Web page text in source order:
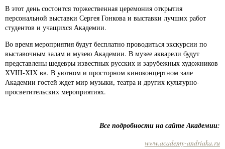
В этот день состоится торжественная церемония открытия
персональной выставки Сергея Гонкова и выставки лучших работ
студентов и учащихся Академии.
Во время мероприятия будут бесплатно проводиться экскурсии по
выставочным залам и музею Академии. В музее акварели будут
представлены шедевры известных русских и зарубежных художников
ХVIII-ХIХ вв. В уютном и просторном киноконцертном зале
Академии гостей ждет мир музыки, театра и других культурно-
просветительских мероприятиях.
Все подробности на сайте Академии:
www.academy-andriaka.ru